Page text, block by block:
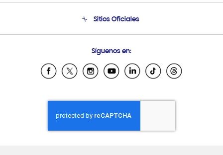
Condiciones de Compra
Soporte vía eMail
Sitios Oficiales
Samsung Ecuador
Samsung El Salvador
Samsung Honduras
Samsung Nicaragua
Samsung Panamá
Síguenos en: